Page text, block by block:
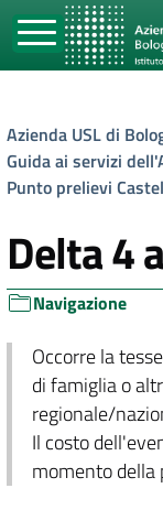
Azienda USL di
Guida ai servizi
Punto prelievi
Delta 4
Navigazione
Occorre la
di famiglia o
regionale/
Il costo
momento della